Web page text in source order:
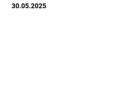
30.05.2025